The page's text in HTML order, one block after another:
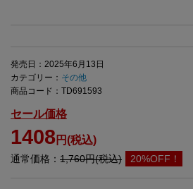
発売日：2025年6月13日
カテゴリー： その他
商品コード：TD691593
セール価格
1408円(税込)
通常価格： 1,760円(税込) 20%OFF！